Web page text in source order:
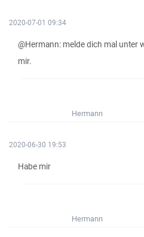
2020-07-01 09:34
@Hermann: melde dich mal unter
mir.
Hermann
2020-06-30 19:53
Habe mir
Hermann